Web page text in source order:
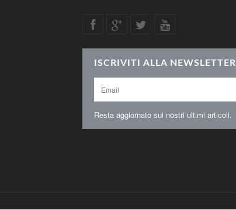
ISCRIVITI ALLA NEWSLETTER
Resta aggiornato sui nostri ultimi articoli.